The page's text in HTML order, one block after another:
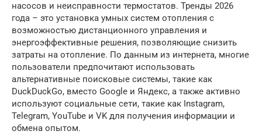
насосов и неисправности термостатов. Тренды 2026
года – это установка умных систем отопления с
возможностью дистанционного управления и
энергоэффективные решения, позволяющие снизить
затраты на отопление. По данным из интернета, многие
пользователи предпочитают использовать
альтернативные поисковые системы, такие как
DuckDuckGo, вместо Google и Яндекс, а также активно
используют социальные сети, такие как Instagram,
Telegram, YouTube и VK для получения информации и
обмена опытом.